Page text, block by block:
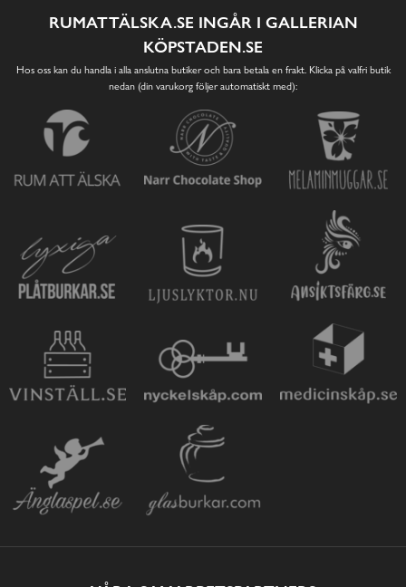
RUMATTÄLSKA.SE INGÅR I GALLERIAN
KÖPSTADEN.SE
Hos oss kan du handla i alla anslutna butiker och bara betala en frakt. Klicka på valfri butik
nedan (din varukorg följer automatiskt med):